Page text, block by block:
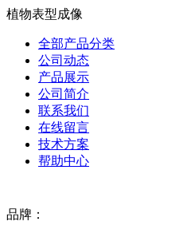
植物表型成像
全部产品分类
公司动态
产品展示
公司简介
联系我们
在线留言
技术方案
帮助中心
品牌：